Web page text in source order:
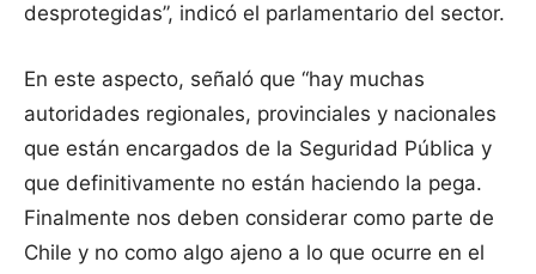
desprotegidas”, indicó el parlamentario del sector.
En este aspecto, señaló que “hay muchas
autoridades regionales, provinciales y nacionales
que están encargados de la Seguridad Pública y
que definitivamente no están haciendo la pega.
Finalmente nos deben considerar como parte de
Chile y no como algo ajeno a lo que ocurre en el